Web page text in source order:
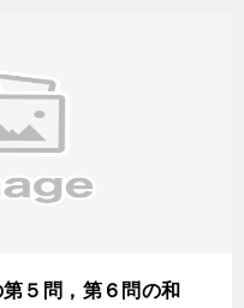
５問，第６問の和